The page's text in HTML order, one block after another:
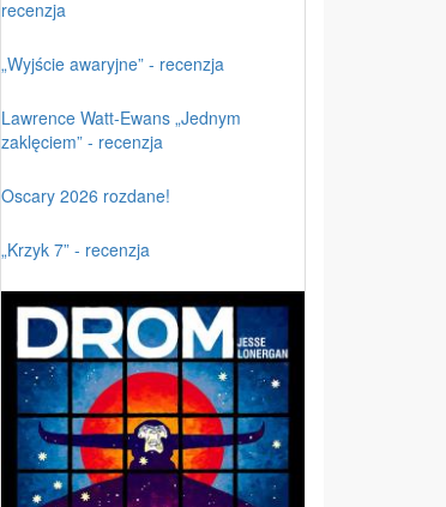
recenzja
„Wyjście awaryjne” - recenzja
Lawrence Watt-Ewans „Jednym
zaklęciem” - recenzja
Oscary 2026 rozdane!
„Krzyk 7” - recenzja